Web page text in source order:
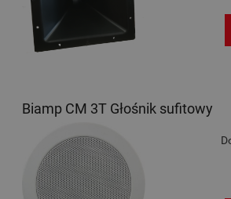
Biamp CM 3T Głośnik sufitowy